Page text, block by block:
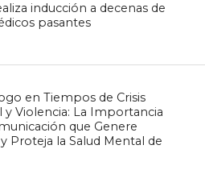
inducción a decenas de
pasantes
en Tiempos de Crisis
y Violencia: La Importancia
que Genere
Proteja la Salud Mental de